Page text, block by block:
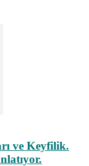
ve Keyfilik.